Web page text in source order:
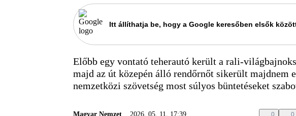
Itt állíthatja be, hogy a Google keresőben elsők
Előbb egy vontató teherautó került a rali-
majd az út közepén álló rendőrnőt sikerült majdnem
nemzetközi szövetség most súlyos büntetéseket
Magyar Nemzet 2026. 05. 11. 17:39 0 0